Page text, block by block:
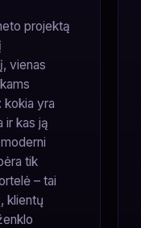
projektą
vienas
kokia yra
ir kas ją
tik
– tai
klientų